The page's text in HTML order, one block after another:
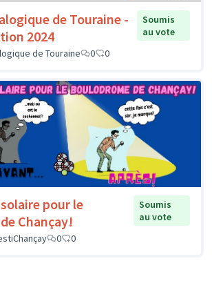
de Touraine -
2024
Soumis
au vote
de Touraine
0 0
pour le
Chançay!
Soumis
au vote
0 0